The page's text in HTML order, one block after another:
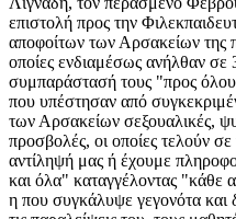
επιστολή προς την
αποφοίτων των Αρσακείων της
οποίες ενδιαμέσως ανήλθαν σε
συμπαράστασή τους "προς
που υπέστησαν από
των Αρσακείων σεξουαλικές,
προσβολές, οι οποίες τελούν
αντίληψή μας ή έχουμε
και όλα" καταγγέλοντας "κάθε
η που συγκάλυψε γεγονότα και